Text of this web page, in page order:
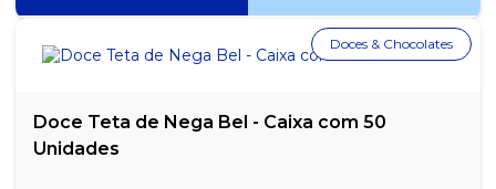
Doce Teta de Nega Bel - Caixa com 50
Unidades
Doces & Chocolates